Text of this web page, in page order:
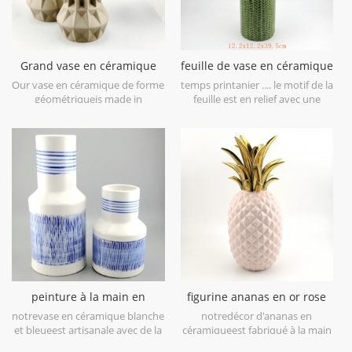
Grand vase en céramique
géométrique brun lot de 3
Our vase en céramique de forme
géométriqueis made in
material in geometric shapes,it is
hand-crafted with three sizes
assorted,very nice fit with your
modern furniture.
feuille de vase en céramique
vert citron patten
temps printanier .... le motif de la
feuille est en relief avec une
première vue. il est fait en grès
en porcelaine, obtenez plus
d'humeur de printemps essayez
cecivase en céramique vert lime.
peinture à la main en
céramique blanc et bleu
vase de table
notrevase en céramique blanche
et bleueest artisanale avec de la
figurine ananas en or rose
galvanoplastie déco maison
notredécor d'ananas en
céramiqueest fabriqué à la main